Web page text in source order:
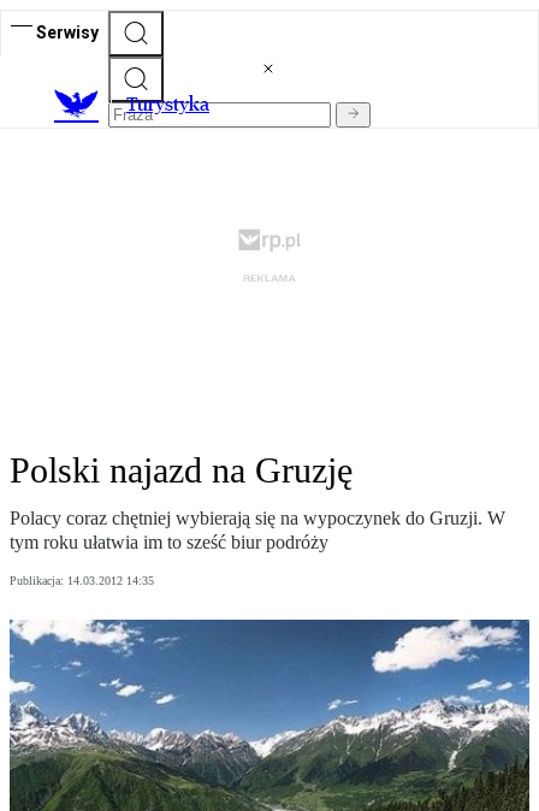
Serwisy
Turystyka
Polski najazd na Gruzję
Polacy coraz chętniej wybierają się na wypoczynek do Gruzji. W
tym roku ułatwia im to sześć biur podróży
Publikacja: 14.03.2012 14:35